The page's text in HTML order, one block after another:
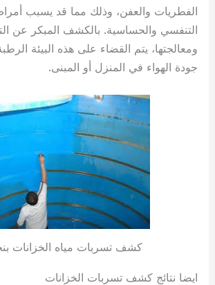
الفطريات والعفن، وذلك مما قد يسبب
التنفسي والحساسية. بالكشف المبكر عن
ومعالجتها، يتم القضاء على هذه البيئة
جودة الهواء في المنزل أو المبنى.
كشف تسربات مياه الخزانات
ايضا نتائج كشف تسربات الخزانات